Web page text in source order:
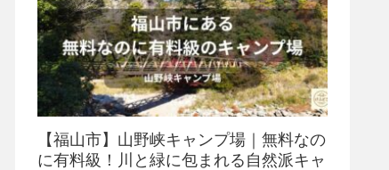
【福山市】山野峡キャンプ場｜無料なの
に有料級！川と緑に包まれる自然派キャ